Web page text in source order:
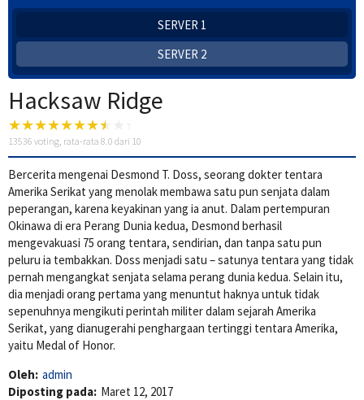
SERVER 1
SERVER 2
Hacksaw Ridge
13536 voting, rata-rata 8.0 dari 10
Bercerita mengenai Desmond T. Doss, seorang dokter tentara
Amerika Serikat yang menolak membawa satu pun senjata dalam
peperangan, karena keyakinan yang ia anut. Dalam pertempuran
Okinawa di era Perang Dunia kedua, Desmond berhasil
mengevakuasi 75 orang tentara, sendirian, dan tanpa satu pun
peluru ia tembakkan. Doss menjadi satu – satunya tentara yang tidak
pernah mengangkat senjata selama perang dunia kedua. Selain itu,
dia menjadi orang pertama yang menuntut haknya untuk tidak
sepenuhnya mengikuti perintah militer dalam sejarah Amerika
Serikat, yang dianugerahi penghargaan tertinggi tentara Amerika,
yaitu Medal of Honor.
Oleh: admin
Diposting pada: Maret 12, 2017